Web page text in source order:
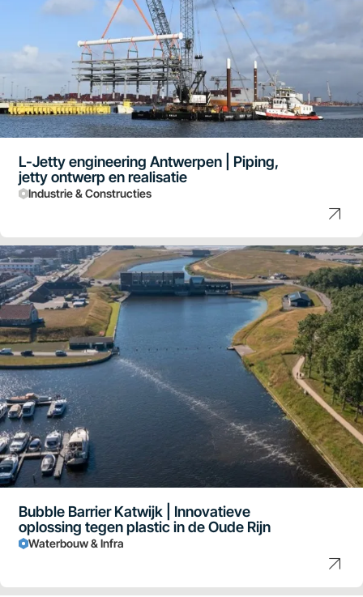
L-Jetty engineering Antwerpen | Piping,
jetty ontwerp en realisatie
Industrie & Constructies
Bubble Barrier Katwijk | Innovatieve
oplossing tegen plastic in de Oude Rijn
Waterbouw & Infra